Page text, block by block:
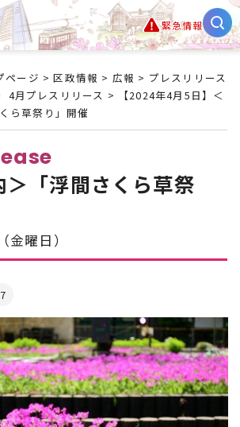
緊急情報
ページ >区政情報 > 広報 > プレスリリース
4月プレスリリース > 【2024年4月5日】＜
ら草祭り」開催
＞「浮間さくら草祭
曜日）